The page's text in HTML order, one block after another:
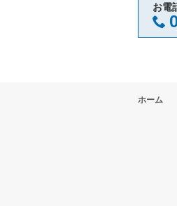
千
港
板
台
練
豊
東
東
東
東
東
東
荒
荒
荒
荒
荒
荒
お電
ホーム